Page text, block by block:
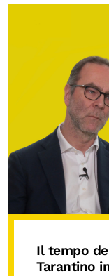
Il tempo
Tarantino